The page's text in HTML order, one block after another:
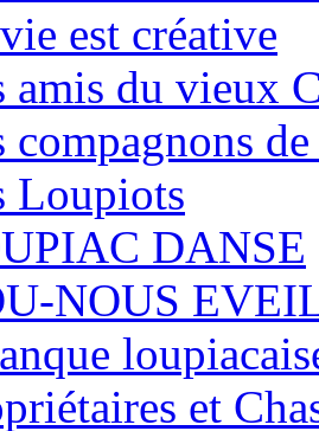
est créative
amis du vieux
compagnons
Loupiots
DANSE
NOUS
et